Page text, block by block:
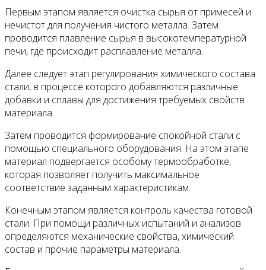
Первым этапом является очистка сырья от примесей и
нечистот для получения чистого металла. Затем
проводится плавление сырья в высокотемпературной
печи, где происходит расплавление металла.
Далее следует этап регулирования химического состава
стали, в процессе которого добавляются различные
добавки и сплавы для достижения требуемых свойств
материала.
Затем проводится формирование спокойной стали с
помощью специального оборудования. На этом этапе
материал подвергается особому термообработке,
которая позволяет получить максимальное
соответствие заданным характеристикам.
Конечным этапом является контроль качества готовой
стали. При помощи различных испытаний и анализов
определяются механические свойства, химический
состав и прочие параметры материала.